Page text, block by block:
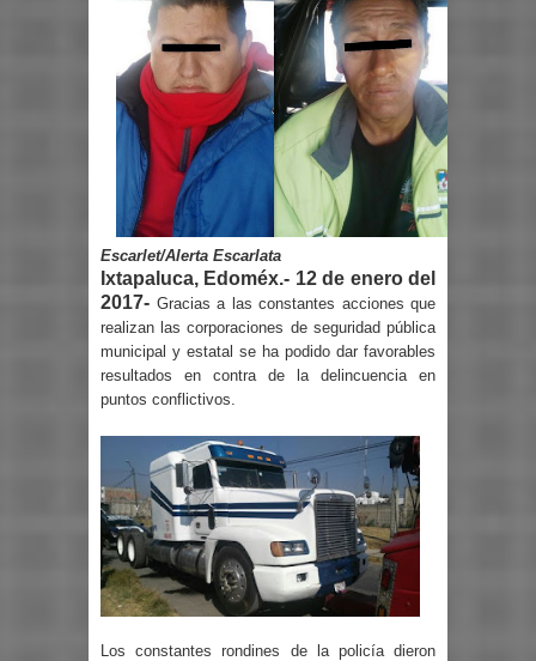
Escarlet/Alerta Escarlata
Ixtapaluca, Edoméx.- 12 de enero del
2017- Gracias a las constantes acciones que
realizan las corporaciones de seguridad pública
municipal y estatal se ha podido dar favorables
resultados en contra de la delincuencia en
puntos conflictivos.
Los constantes rondines de la policía dieron